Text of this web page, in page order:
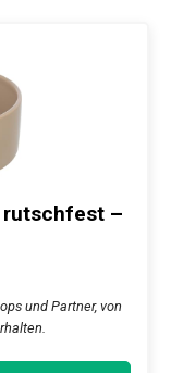
rutschfest –
und Partner, von